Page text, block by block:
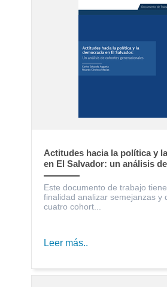
Actitudes hacia la política y
en El Salvador: un análisis
generacionales
Este documento de trabajo
finalidad analizar semejanzas y
cuatro cohort...
Leer más..